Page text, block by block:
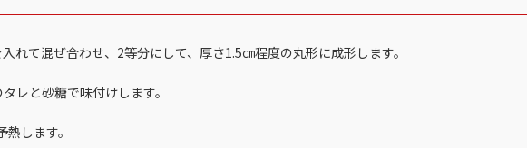
れて混ぜ合わせ、2等分にして、厚さ1.5㎝程度の丸形に成形します。
レと砂糖で味付けします。
します。